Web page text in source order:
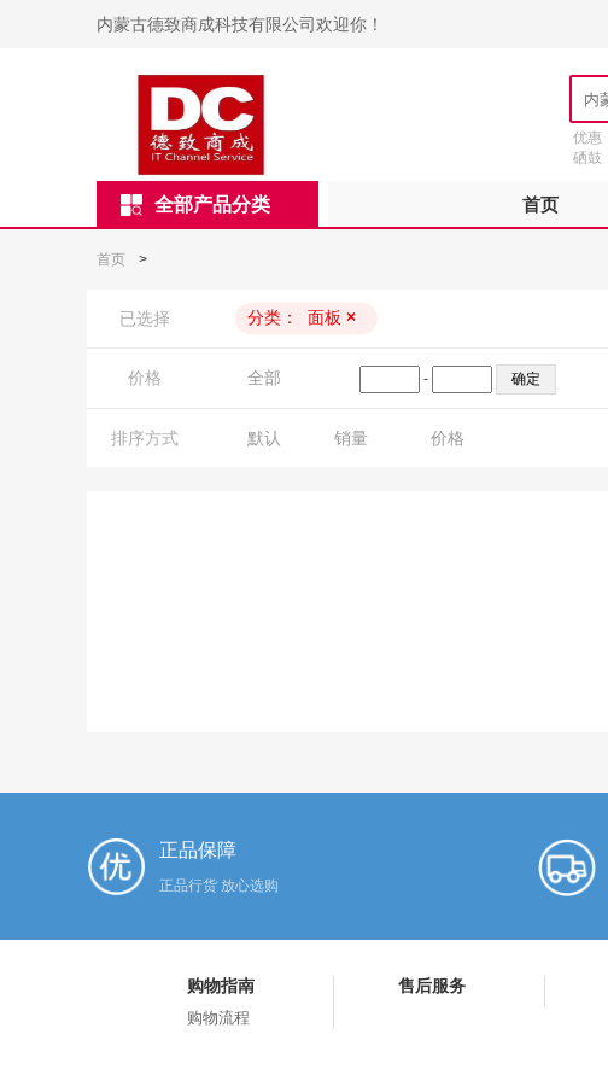
内蒙古德致商成科技有限公司欢迎你！
优惠
硒鼓
全部产品分类 首页
首页 >
已选择 分类： 面板 ×
价格 全部 -
排序方式 默认 销量 价格
正品保障
正品行货 放心选购
购物指南
购物流程
售后服务